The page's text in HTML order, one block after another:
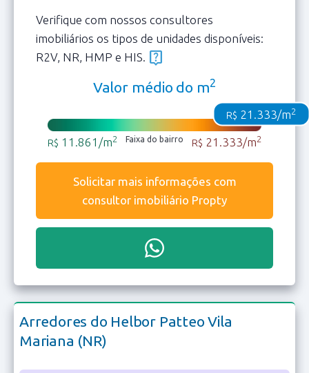
Verifique com nossos consultores
imobiliários os tipos de unidades disponíveis:
R2V, NR, HMP e HIS. live_help
Valor médio do m2
R$ 21.333/m2
R$ 11.861/m2 Faixa do bairro R$ 21.333/m2
Solicitar mais informações com
consultor imobiliário Propty
Arredores do Helbor Patteo Vila
Mariana (NR)